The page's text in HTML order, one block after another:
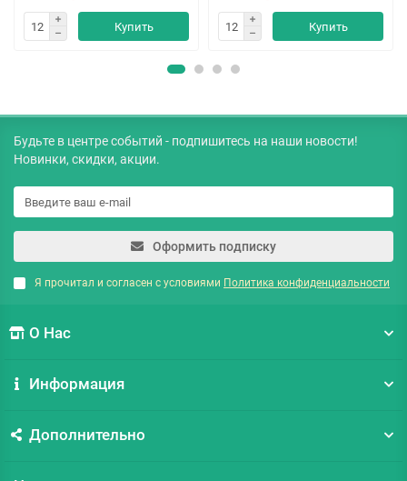
Купить Купить
Будьте в центре событий - подпишитесь на наши новости!
Новинки, скидки, акции.
Оформить подписку
Я прочитал и согласен с условиями Политика конфиденциальности
О Нас
Информация
Дополнительно